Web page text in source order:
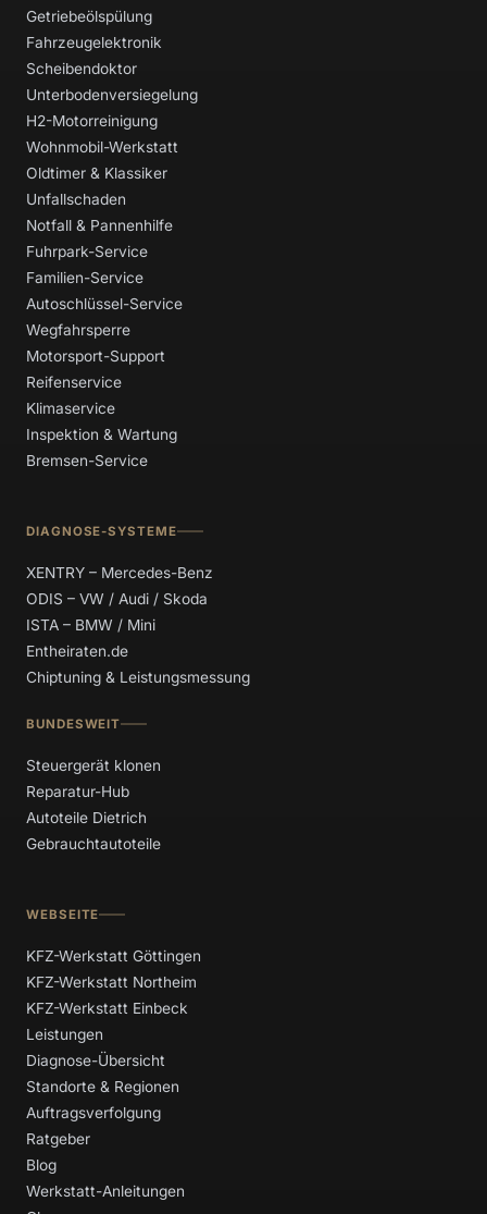
Getriebeölspülung
Fahrzeugelektronik
Scheibendoktor
Unterbodenversiegelung
H2-Motorreinigung
Wohnmobil-Werkstatt
Oldtimer & Klassiker
Unfallschaden
Notfall & Pannenhilfe
Fuhrpark-Service
Familien-Service
Autoschlüssel-Service
Wegfahrsperre
Motorsport-Support
Reifenservice
Klimaservice
Inspektion & Wartung
Bremsen-Service
DIAGNOSE-SYSTEME
XENTRY – Mercedes-Benz
ODIS – VW / Audi / Skoda
ISTA – BMW / Mini
Entheiraten.de
Chiptuning & Leistungsmessung
BUNDESWEIT
Steuergerät klonen
Reparatur-Hub
Autoteile Dietrich
Gebrauchtautoteile
WEBSEITE
KFZ-Werkstatt Göttingen
KFZ-Werkstatt Northeim
KFZ-Werkstatt Einbeck
Leistungen
Diagnose-Übersicht
Standorte & Regionen
Auftragsverfolgung
Ratgeber
Blog
Werkstatt-Anleitungen